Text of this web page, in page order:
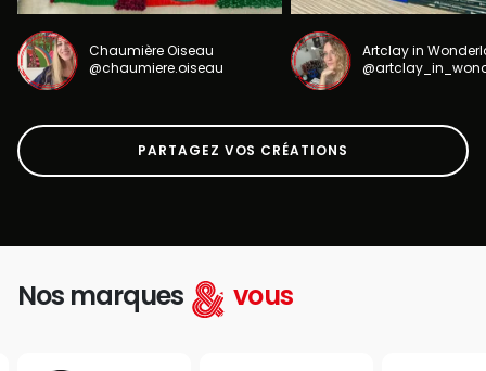
Chaumière Oiseau
@chaumiere.oiseau
Artclay in
PARTAGEZ VOS CRÉATIONS
Nos marques vous